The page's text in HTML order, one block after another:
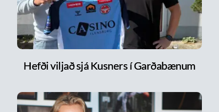
Hefði viljað sjá Kusners í Garðabænum